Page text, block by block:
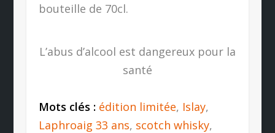
bouteille de 70cl.
L’abus d’alcool est dangereux pour la
santé
Mots clés : édition limitée, Islay,
Laphroaig 33 ans, scotch whisky,